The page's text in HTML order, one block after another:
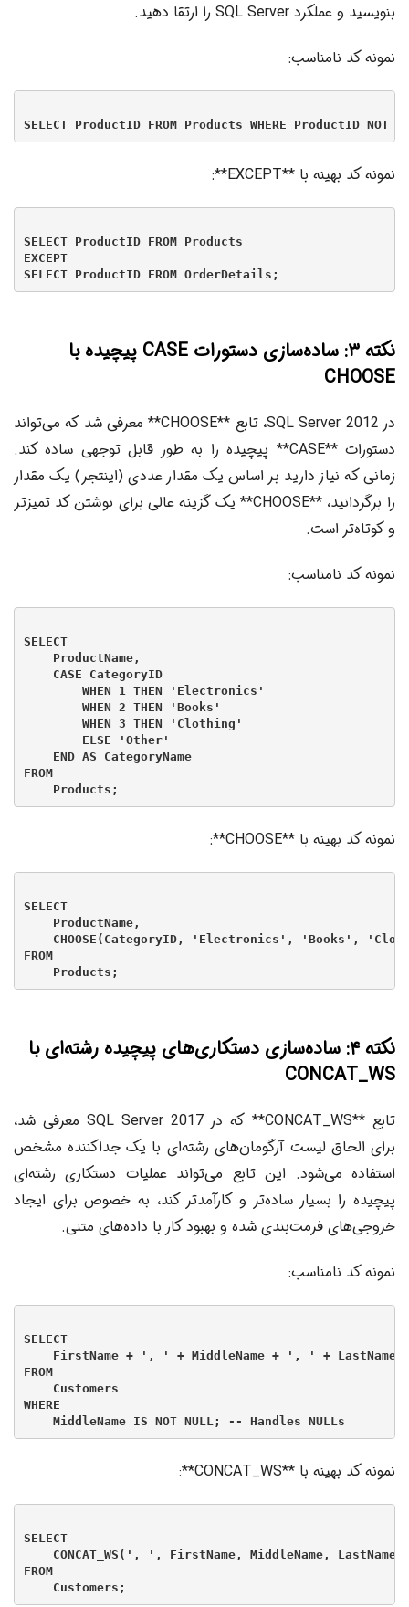
بنویسید و عملکرد SQL Server را ارتقا دهید.
نمونه کد نامناسب:
نمونه کد بهینه با **EXCEPT**:
SELECT ProductID FROM Products
EXCEPT
نکته ۳: ساده‌سازی دستورات CASE پیچیده با
CHOOSE
در SQL Server 2012، تابع **CHOOSE** معرفی شد که می‌تواند
دستورات **CASE** پیچیده را به طور قابل توجهی ساده کند.
زمانی که نیاز دارید بر اساس یک مقدار عددی (اینتجر) یک مقدار
را برگردانید، **CHOOSE** یک گزینه عالی برای نوشتن کد تمیزتر
و کوتاه‌تر است.
نمونه کد نامناسب:
SELECT
    ProductName,
    CASE CategoryID
        WHEN 1 THEN 'Electronics'
        WHEN 2 THEN 'Books'
        WHEN 3 THEN 'Clothing'
        ELSE 'Other'
    END AS CategoryName
FROM
نمونه کد بهینه با **CHOOSE**:
SELECT
    ProductName,
CHOOSE(CategoryID, 'Electronics', 'Books',
FROM
نکته ۴: ساده‌سازی دستکاری‌های پیچیده رشته‌ای با
CONCAT_WS
تابع **CONCAT_WS** که در SQL Server 2017 معرفی شد،
برای الحاق لیست آرگومان‌های رشته‌ای با یک جداکننده مشخص
استفاده می‌شود. این تابع می‌تواند عملیات دستکاری رشته‌ای
پیچیده را بسیار ساده‌تر و کارآمدتر کند، به خصوص برای ایجاد
خروجی‌های فرمت‌بندی شده و بهبود کار با داده‌های متنی.
نمونه کد نامناسب:
SELECT
FirstName + ', ' + MiddleName + ', ' + LastName
FROM
    Customers
WHERE
نمونه کد بهینه با **CONCAT_WS**:
SELECT
CONCAT_WS(', ', FirstName, MiddleName, LastName)
FROM